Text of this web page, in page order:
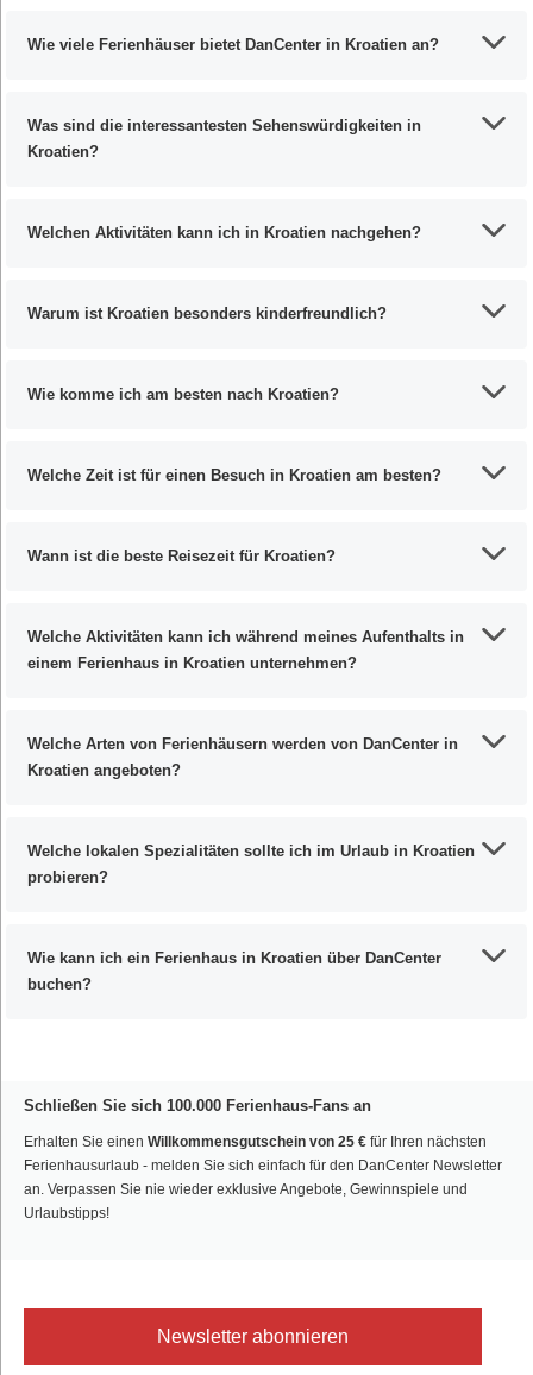
Wie viele Ferienhäuser bietet DanCenter in Kroatien an?
Was sind die interessantesten Sehenswürdigkeiten in
Kroatien?
Welchen Aktivitäten kann ich in Kroatien nachgehen?
Warum ist Kroatien besonders kinderfreundlich?
Wie komme ich am besten nach Kroatien?
Welche Zeit ist für einen Besuch in Kroatien am besten?
Wann ist die beste Reisezeit für Kroatien?
Welche Aktivitäten kann ich während meines Aufenthalts in
einem Ferienhaus in Kroatien unternehmen?
Welche Arten von Ferienhäusern werden von DanCenter in
Kroatien angeboten?
Welche lokalen Spezialitäten sollte ich im Urlaub in Kroatien
probieren?
Wie kann ich ein Ferienhaus in Kroatien über DanCenter
buchen?
Schließen Sie sich 100.000 Ferienhaus-Fans an
Erhalten Sie einen Willkommensgutschein von 25 € für Ihren nächsten
Ferienhausurlaub - melden Sie sich einfach für den DanCenter Newsletter
an. Verpassen Sie nie wieder exklusive Angebote, Gewinnspiele und
Urlaubstipps!
Newsletter abonnieren